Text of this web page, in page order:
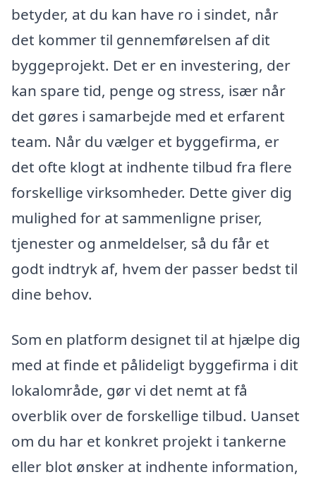
betyder, at du kan have ro i sindet, når
det kommer til gennemførelsen af dit
byggeprojekt. Det er en investering, der
kan spare tid, penge og stress, især når
det gøres i samarbejde med et erfarent
team. Når du vælger et byggefirma, er
det ofte klogt at indhente tilbud fra flere
forskellige virksomheder. Dette giver dig
mulighed for at sammenligne priser,
tjenester og anmeldelser, så du får et
godt indtryk af, hvem der passer bedst til
dine behov.
Som en platform designet til at hjælpe dig
med at finde et pålideligt byggefirma i dit
lokalområde, gør vi det nemt at få
overblik over de forskellige tilbud. Uanset
om du har et konkret projekt i tankerne
eller blot ønsker at indhente information,